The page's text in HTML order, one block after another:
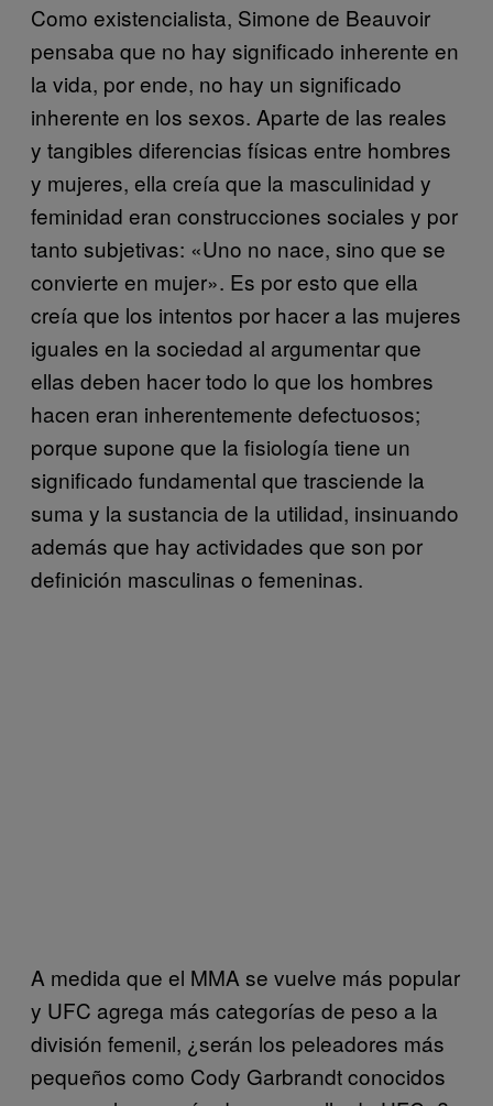
Como existencialista, Simone de Beauvoir
pensaba que no hay significado inherente en
la vida, por ende, no hay un significado
inherente en los sexos. Aparte de las reales
y tangibles diferencias físicas entre hombres
y mujeres, ella creía que la masculinidad y
feminidad eran construcciones sociales y por
tanto subjetivas: «Uno no nace, sino que se
convierte en mujer». Es por esto que ella
creía que los intentos por hacer a las mujeres
iguales en la sociedad al argumentar que
ellas deben hacer todo lo que los hombres
hacen eran inherentemente defectuosos;
porque supone que la fisiología tiene un
significado fundamental que trasciende la
suma y la sustancia de la utilidad, insinuando
además que hay actividades que son por
definición masculinas o femeninas.
A medida que el MMA se vuelve más popular
y UFC agrega más categorías de peso a la
división femenil, ¿serán los peleadores más
pequeños como Cody Garbrandt conocidos